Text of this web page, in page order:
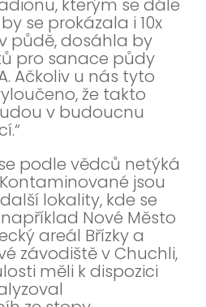
kterým se dále
se prokázala i 10x
půdě, dosáhla by
pro sanace půdy
Ačkoliv u nás tyto
že takto
v budoucnu
podle vědců netýká
jsou
lokality, kde se
Nové Město
areál Břízky a
závodiště v Chuchli,
měli k dispozici